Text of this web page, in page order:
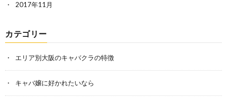
2017年11月
カテゴリー
エリア別大阪のキャバクラの特徴
キャバ嬢に好かれたいなら